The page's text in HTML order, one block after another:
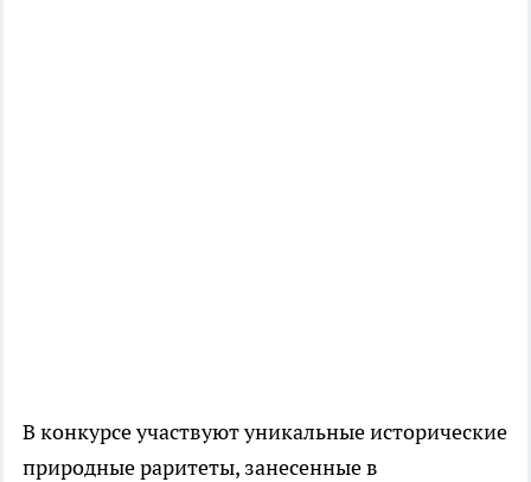
В конкурсе участвуют уникальные исторические
природные раритеты, занесенные в